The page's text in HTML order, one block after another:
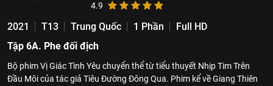
4.9
2021 T13 Trung Quốc 1 Phần
Full HD
Tập 6A. Phe đối địch
Bộ phim Vị Giác Tình Yêu chuyển thể từ tiểu thuyết Nhịp Tim Trên
Đầu Môi của tác giả Tiêu Đường Đông Qua. Phim kể về Giang Thiên